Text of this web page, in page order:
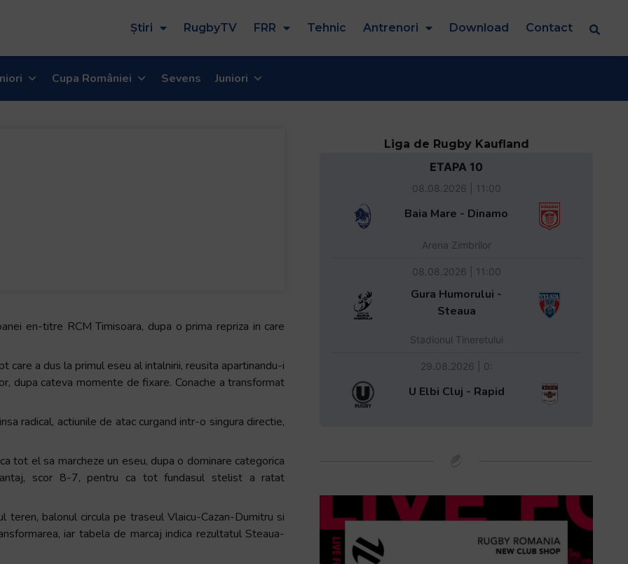
Știri RugbyTV FRR Tehnic Antrenori Download Contact
Cupa României Sevens Juniori
en-titre RCM Timisoara, dupa o prima repriza in care
a dus la primul eseu al intalnirii, reusita apartinandu-i
dupa cateva momente de fixare. Conache a transformat
radical, actiunile de atac curgand intr-o singura directie,
tot el sa marcheze un eseu, dupa o dominare categorica
scor 8-7, pentru ca tot fundasul stelist a ratat
teren, balonul circula pe traseul Vlaicu-Cazan-Dumitru si
iar tabela de marcaj indica rezultatul Steaua-
Liga de Rugby Kaufland
ETAPA 10
08.08.2026 | 11:00
Baia Mare - Dinamo
Arena Zimbrilor
08.08.2026 | 11:00
Gura Humorului -
Steaua
Stadionul Tineretului
29.08.2026 | 0:
U Elbi Cluj - Rapid